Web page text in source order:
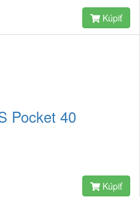
Kúpiť
Pocket 40
Kúpiť